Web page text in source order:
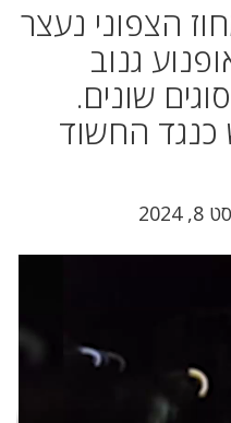
הצפוני נעצר
גנוב
שונים.
כנגד החשוד